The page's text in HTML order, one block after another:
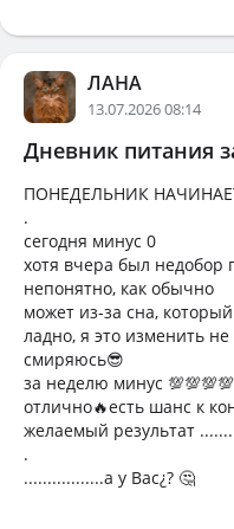
ЛАНА
13.07.2026 08:14
Дневник питания
ПОНЕДЕЛЬНИК
.
сегодня минус 0
хотя вчера был недобор
непонятно, как обычно
может из-за сна,
ладно, я это изменить
смиряюсь😎
за неделю минус
отлично🔥есть шанс к
желаемый результат
.
.................а у Вас¿? 🤔